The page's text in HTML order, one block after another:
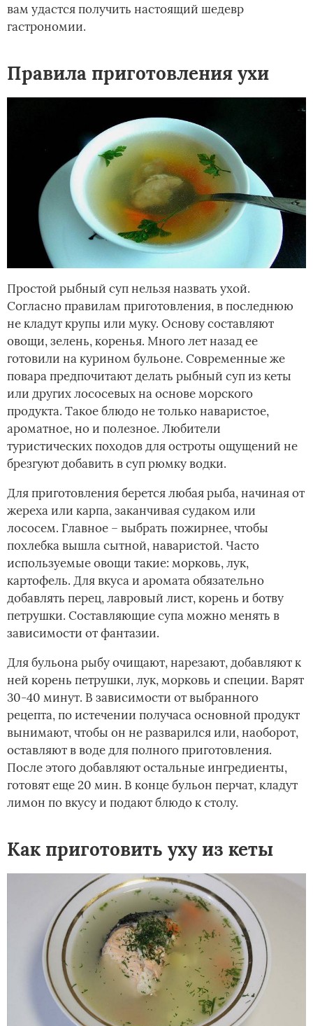
вам удастся получить настоящий шедевр
гастрономии.
Правила приготовления ухи
Простой рыбный суп нельзя назвать ухой.
Согласно правилам приготовления, в последнюю
не кладут крупы или муку. Основу составляют
овощи, зелень, коренья. Много лет назад ее
готовили на курином бульоне. Современные же
повара предпочитают делать рыбный суп из кеты
или других лососевых на основе морского
продукта. Такое блюдо не только наваристое,
ароматное, но и полезное. Любители
туристических походов для остроты ощущений не
брезгуют добавить в суп рюмку водки.
Для приготовления берется любая рыба, начиная от
жереха или карпа, заканчивая судаком или
лососем. Главное – выбрать пожирнее, чтобы
похлебка вышла сытной, наваристой. Часто
используемые овощи такие: морковь, лук,
картофель. Для вкуса и аромата обязательно
добавлять перец, лавровый лист, корень и ботву
петрушки. Составляющие супа можно менять в
зависимости от фантазии.
Для бульона рыбу очищают, нарезают, добавляют к
ней корень петрушки, лук, морковь и специи. Варят
30-40 минут. В зависимости от выбранного
рецепта, по истечении получаса основной продукт
вынимают, чтобы он не разварился или, наоборот,
оставляют в воде для полного приготовления.
После этого добавляют остальные ингредиенты,
готовят еще 20 мин. В конце бульон перчат, кладут
лимон по вкусу и подают блюдо к столу.
Как приготовить уху из кеты